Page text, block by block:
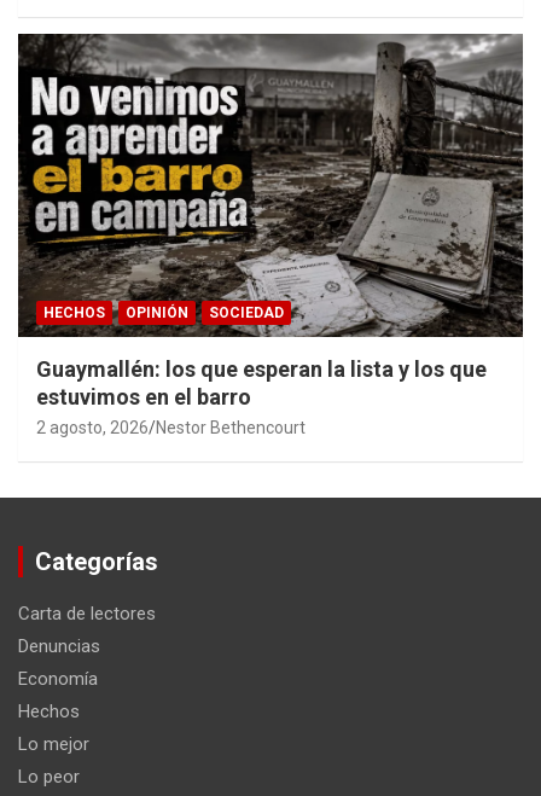
HECHOS OPINIÓN SOCIEDAD
Guaymallén: los que esperan la lista y los que
estuvimos en el barro
2 agosto, 2026 Nestor Bethencourt
Categorías
Carta de lectores
Denuncias
Economía
Hechos
Lo mejor
Lo peor